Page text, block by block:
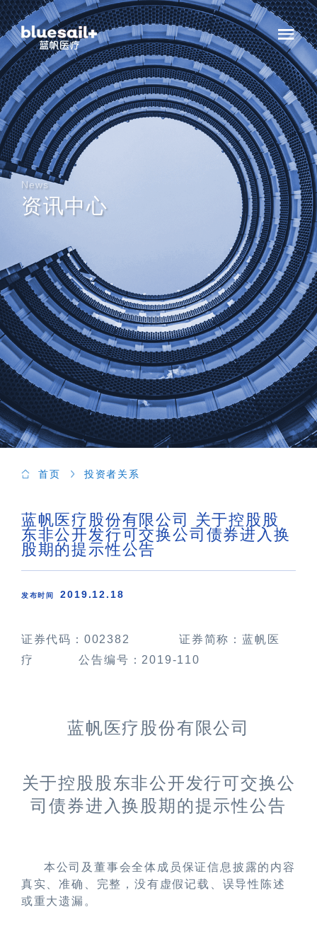
News
资讯中心
首页 投资者关系
蓝帆医疗股份有限公司 关于控股股
东非公开发行可交换公司债券进入换
股期的提示性公告
发布时间 2019.12.18
证券代码： 002382
证券简称：蓝帆医
疗
公告编号： 2019-110
蓝帆医疗股份有限公司
关于控股股东非公开发行可交换公
司债券进入换股期的提示性公告
本公司及董事会全体成员保证信息披露的内容
真实、准确、完整，没有虚假记载、误导性陈述
或重大遗漏。